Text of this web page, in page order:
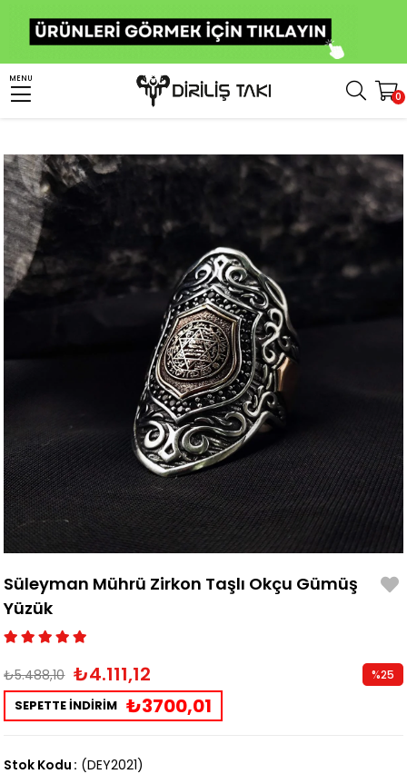
MENU
0
Erkek Gümüş Yüzük
Süleyman Mührü Zirkon Taşlı Okçu Gümüş Yüzük
Süleyman Mührü Zirkon Taşlı Okçu Gümüş
Yüzük
₺5.488,10 ₺4.111,12
SEPETTE İNDİRİM ₺3700,01
%25
Stok Kodu (DEY2021)